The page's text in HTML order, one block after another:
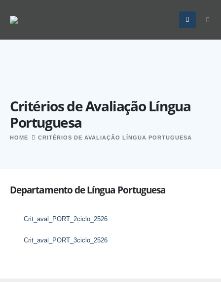
Critérios de Avaliação Língua
Portuguesa
HOME CRITÉRIOS DE AVALIAÇÃO LÍNGUA PORTUGUESA
Departamento de Língua Portuguesa
Crit_aval_PORT_2ciclo_2526
Crit_aval_PORT_3ciclo_2526